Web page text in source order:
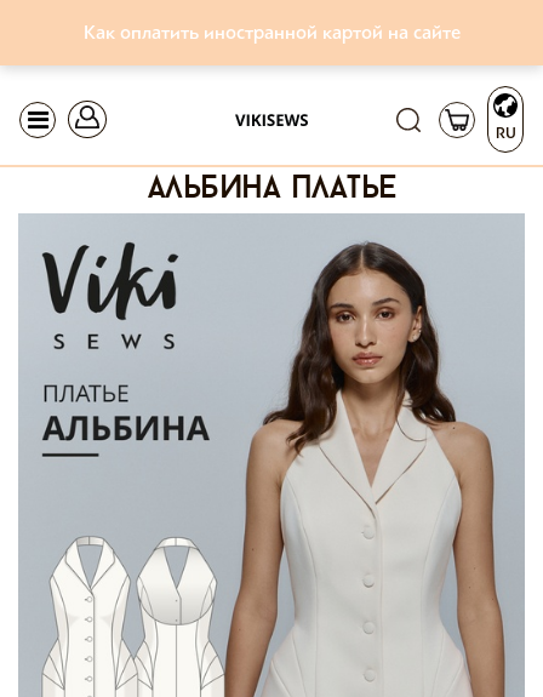
Как оплатить иностранной картой на сайте
RU
альбина платье